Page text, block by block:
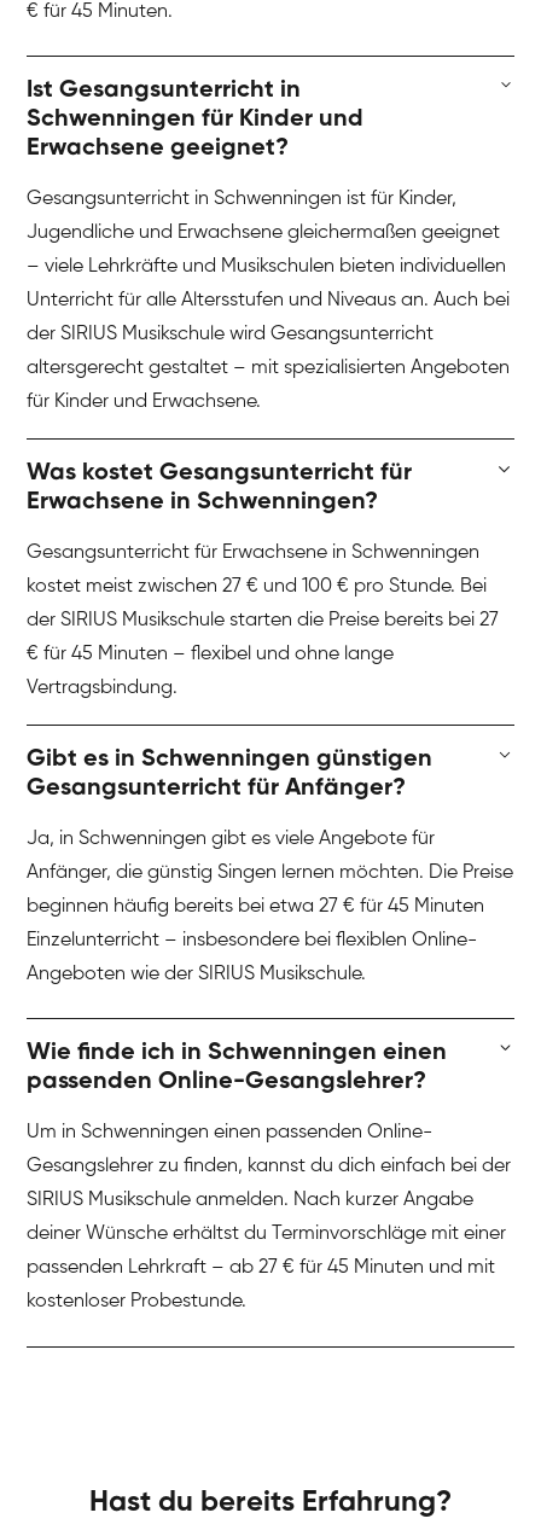
€ für 45 Minuten.
Ist Gesangsunterricht in
Schwenningen für Kinder und
Erwachsene geeignet?
Gesangsunterricht in Schwenningen ist für Kinder,
Jugendliche und Erwachsene gleichermaßen geeignet
– viele Lehrkräfte und Musikschulen bieten individuellen
Unterricht für alle Altersstufen und Niveaus an. Auch bei
der SIRIUS Musikschule wird Gesangsunterricht
altersgerecht gestaltet – mit spezialisierten Angeboten
für Kinder und Erwachsene.
Was kostet Gesangsunterricht für
Erwachsene in Schwenningen?
Gesangsunterricht für Erwachsene in Schwenningen
kostet meist zwischen 27 € und 100 € pro Stunde. Bei
der SIRIUS Musikschule starten die Preise bereits bei 27
€ für 45 Minuten – flexibel und ohne lange
Vertragsbindung.
Gibt es in Schwenningen günstigen
Gesangsunterricht für Anfänger?
Ja, in Schwenningen gibt es viele Angebote für
Anfänger, die günstig Singen lernen möchten. Die Preise
beginnen häufig bereits bei etwa 27 € für 45 Minuten
Einzelunterricht – insbesondere bei flexiblen Online-
Angeboten wie der SIRIUS Musikschule.
Wie finde ich in Schwenningen einen
passenden Online-Gesangslehrer?
Um in Schwenningen einen passenden Online-
Gesangslehrer zu finden, kannst du dich einfach bei der
SIRIUS Musikschule anmelden. Nach kurzer Angabe
deiner Wünsche erhältst du Terminvorschläge mit einer
passenden Lehrkraft – ab 27 € für 45 Minuten und mit
kostenloser Probestunde.
Hast du bereits Erfahrung?